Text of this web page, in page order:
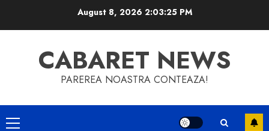
August 8, 2026 2:03:25 PM
CABARET NEWS
PAREREA NOASTRA CONTEAZA!
Primary